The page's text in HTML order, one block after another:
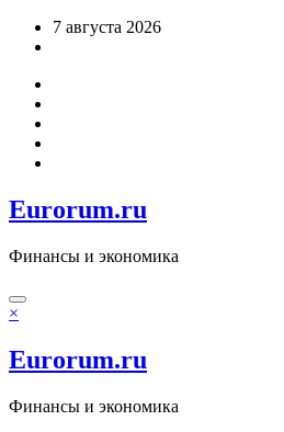
Перейти7 августа 2026
Eurorum.ru
Финансы и экономика
×
Eurorum.ru
Финансы и экономика